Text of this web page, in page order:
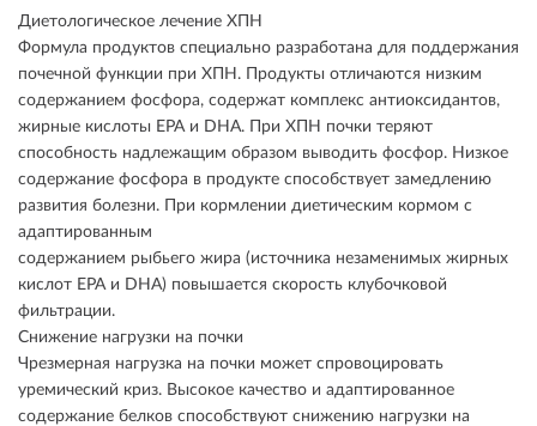
Диетологическое лечение ХПН
Формула продуктов специально разработана для поддержания
почечной функции при ХПН. Продукты отличаются низким
содержанием фосфора, содержат комплекс антиоксидантов,
жирные кислоты ЕРА и DHA. При ХПН почки теряют
способность надлежащим образом выводить фосфор. Низкое
содержание фосфора в продукте способствует замедлению
развития болезни. При кормлении диетическим кормом с
адаптированным
содержанием рыбьего жира (источника незаменимых жирных
кислот ЕРА и DHA) повышается скорость клубочковой
фильтрации.
Снижение нагрузки на почки
Чрезмерная нагрузка на почки может спровоцировать
уремический криз. Высокое качество и адаптированное
содержание белков способствуют снижению нагрузки на